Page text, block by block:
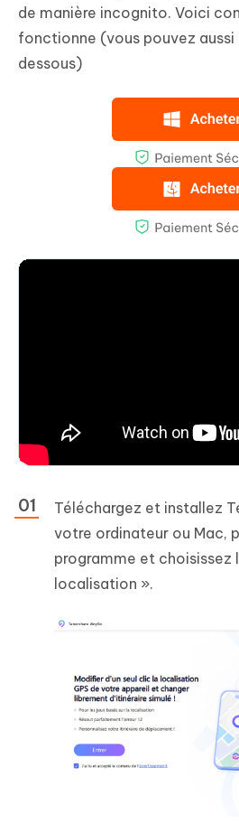
de manière incognito. Voici
fonctionne (vous pouvez
dessous)
Téléchargez et installez
votre ordinateur ou Mac,
programme et choisissez
localisation ».